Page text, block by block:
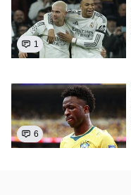
1
6